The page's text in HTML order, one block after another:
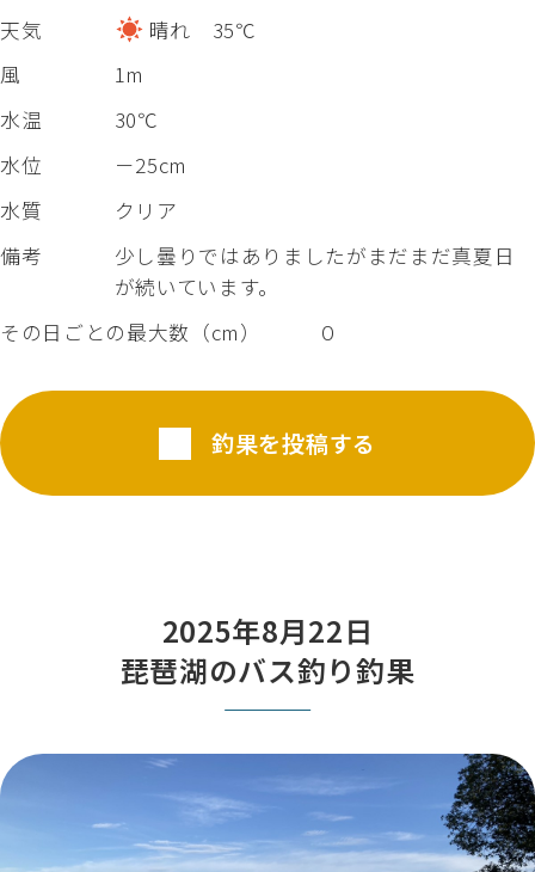
天気
晴れ 35℃
風
1m
水温
30℃
水位
－25cm
水質
クリア
備考
少し曇りではありましたがまだまだ真夏日
が続いています。
その日ごとの最大数（cm）
０
釣果を投稿する
2025年8月22日
琵琶湖のバス釣り釣果